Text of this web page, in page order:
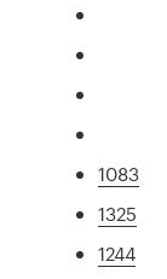
1083
1325
1244